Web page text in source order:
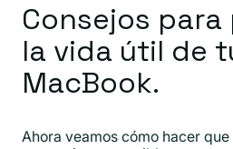
Consejos
la vida útil de
MacBook.
Ahora veamos cómo hacer que